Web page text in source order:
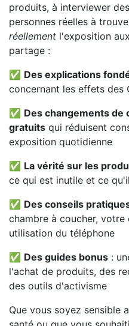
produits, à interviewer
personnes réelles à
réellement l'exposition
partage :
✅ Des explications
concernant les effets des
✅ Des changements
gratuits qui réduisent
exposition quotidienne
✅ La vérité sur les
ce qui est inutile et ce
✅ Des conseils
chambre à coucher,
utilisation du téléphone
✅ Des guides bonus :
l'achat de produits, des
des outils d'activisme
Que vous soyez sensible